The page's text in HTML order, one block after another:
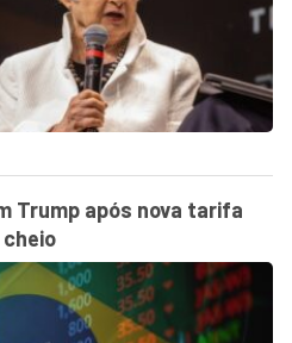
Trump após nova tarifa